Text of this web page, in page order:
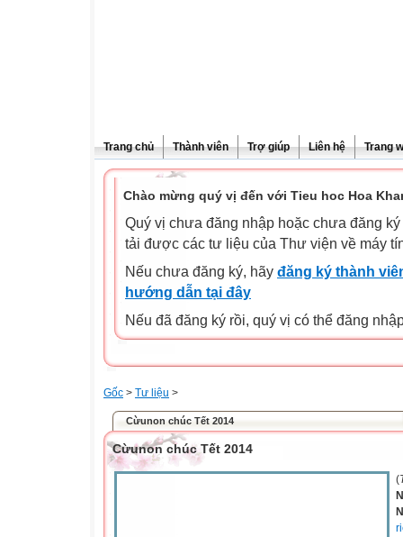
Trang chủ Thành viên Trợ giúp Liên hệ Trang
Chào mừng quý vị đến với Tieu hoc Hoa
Quý vị chưa đăng nhập hoặc chưa đăng
tải được các tư liệu của Thư viện về máy
Nếu chưa đăng ký, hãy đăng ký thành
hướng dẫn tại đây
Nếu đã đăng ký rồi, quý vị có thể đăng
Gốc > Tư liệu >
Cừunon chúc Tết 2014
Cừunon chúc Tết 2014
(